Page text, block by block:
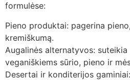
formulėse:
Pieno produktai: pagerina
kremiškumą.
Augalinės alternatyvos:
veganiškiems sūrio, pieno ir
Desertai ir konditerijos